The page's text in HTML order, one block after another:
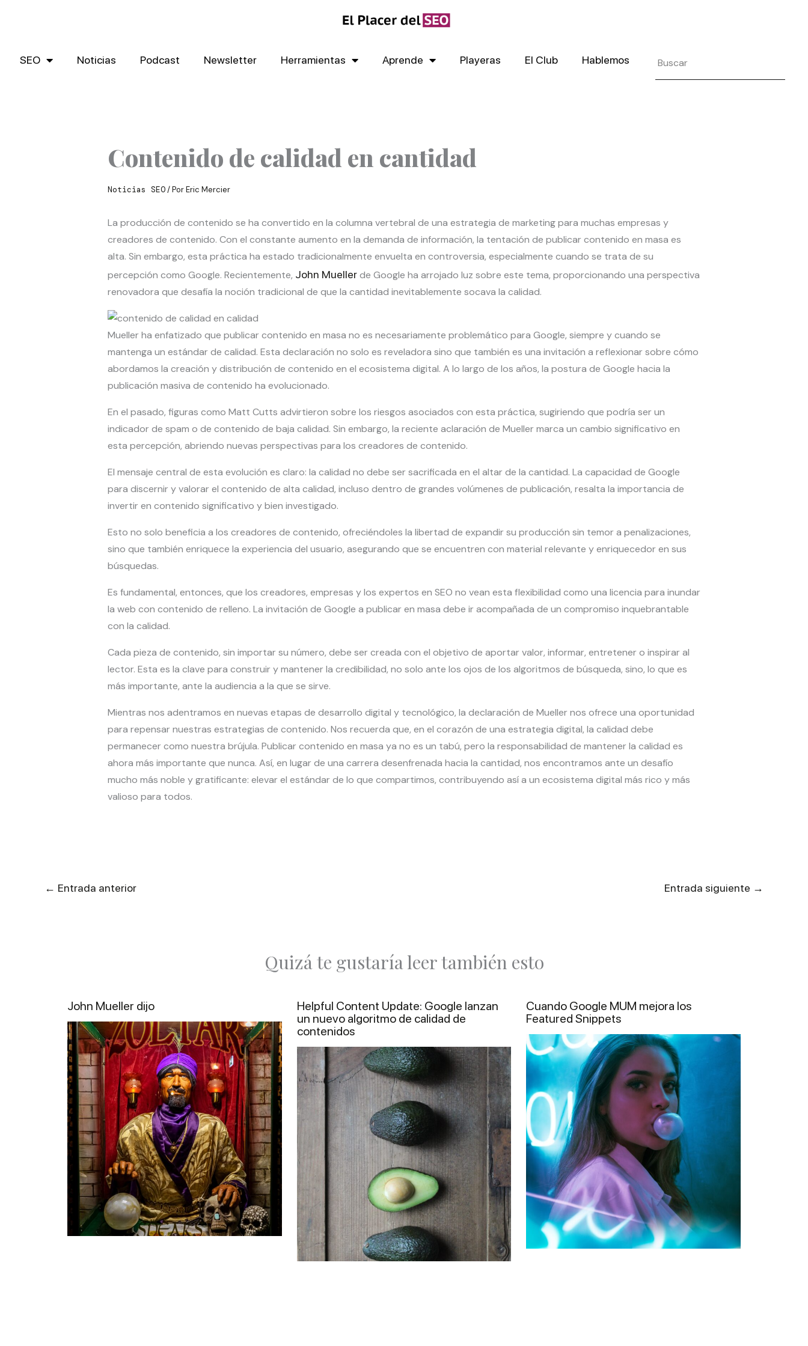
SEO
Noticias Podcast Newsletter Herramientas Aprende Playeras El Club Hablemos
Contenido de calidad en cantidad
Noticias SEO/ PorEric Mercier
La producción de contenido se ha convertido en la columna vertebral de una estrategia de marketing para muchas empresas y
creadores de contenido. Con el constante aumento en la demanda de información, la tentación de publicar contenido en masa es
alta. Sin embargo, esta práctica ha estado tradicionalmente envuelta en controversia, especialmente cuando se trata de su
percepción como Google. Recientemente, John Muellerde Google ha arrojado luz sobre este tema, proporcionando una perspectiva
renovadora que desafía la noción tradicional de que la cantidad inevitablemente socava la calidad.
Mueller ha enfatizado que publicar contenido en masa no es necesariamente problemático para Google, siempre y cuando se
mantenga un estándar de calidad. Esta declaración no solo es reveladora sino que también es una invitación a reflexionar sobre cómo
abordamos la creación y distribución de contenido en el ecosistema digital. A lo largo de los años, la postura de Google hacia la
publicación masiva de contenido ha evolucionado.
En el pasado, figuras como Matt Cutts advirtieron sobre los riesgos asociados con esta práctica, sugiriendo que podría ser un
indicador de spam o de contenido de baja calidad. Sin embargo, la reciente aclaración de Mueller marca un cambio significativo en
esta percepción, abriendo nuevas perspectivas para los creadores de contenido.
El mensaje central de esta evolución es claro: la calidad no debe ser sacrificada en el altar de la cantidad. La capacidad de Google
para discernir y valorar el contenido de alta calidad, incluso dentro de grandes volúmenes de publicación, resalta la importancia de
invertir en contenido significativo y bien investigado.
Esto no solo beneficia a los creadores de contenido, ofreciéndoles la libertad de expandir su producción sin temor a penalizaciones,
sino que también enriquece la experiencia del usuario, asegurando que se encuentren con material relevante y enriquecedor en sus
búsquedas.
Es fundamental, entonces, que los creadores, empresas y los expertos en SEO no vean esta flexibilidad como una licencia para inundar
la web con contenido de relleno. La invitación de Google a publicar en masa debe ir acompañada de un compromiso inquebrantable
con la calidad.
Cada pieza de contenido, sin importar su número, debe ser creada con el objetivo de aportar valor, informar, entretener o inspirar al
lector. Esta es la clave para construir y mantener la credibilidad, no solo ante los ojos de los algoritmos de búsqueda, sino, lo que es
más importante, ante la audiencia a la que se sirve.
Mientras nos adentramos en nuevas etapas de desarrollo digital y tecnológico, la declaración de Mueller nos ofrece una oportunidad
para repensar nuestras estrategias de contenido. Nos recuerda que, en el corazón de una estrategia digital, la calidad debe
permanecer como nuestra brújula. Publicar contenido en masa ya no es un tabú, pero la responsabilidad de mantener la calidad es
ahora más importante que nunca. Así, en lugar de una carrera desenfrenada hacia la cantidad, nos encontramos ante un desafío
mucho más noble y gratificante: elevar el estándar de lo que compartimos, contribuyendo así a un ecosistema digital más rico y más
valioso para todos.
← Entrada anterior Entrada siguiente →
Quizá te gustaría leer también esto
John Mueller dijo
Helpful Content Update: Google lanzan
un nuevo algoritmo de calidad de
contenidos
Cuando Google MUM mejora los
Featured Snippets